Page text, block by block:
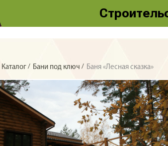
Каталог / Бани под ключ / Баня «Лесная сказка»